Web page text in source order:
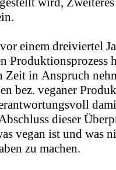
einem dreiviertel
Produktionsprozess
Zeit in Anspruch
bez. veganer
dieser
vegan ist und was
zu machen.